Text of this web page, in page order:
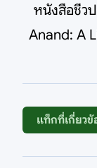
หนังสือชีว
Anand: A
แท็กที่เกี่ยวข้